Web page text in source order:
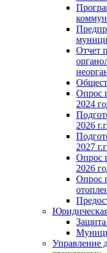
Отчет
Опрос
2024
2026 г.г.
2027 г.г
Опрос
2026
Опрос
Защита
Управление